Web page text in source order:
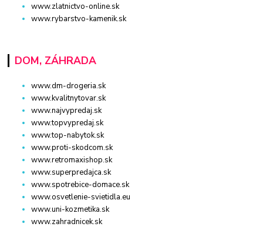
www.zlatnictvo-online.sk
www.rybarstvo-kamenik.sk
DOM, ZÁHRADA
www.dm-drogeria.sk
www.kvalitnytovar.sk
www.najvypredaj.sk
www.topvypredaj.sk
www.top-nabytok.sk
www.proti-skodcom.sk
www.retromaxishop.sk
www.superpredajca.sk
www.spotrebice-domace.sk
www.osvetlenie-svietidla.eu
www.uni-kozmetika.sk
www.zahradnicek.sk